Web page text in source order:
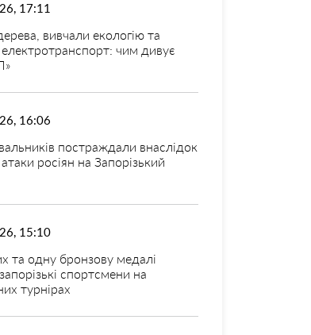
17:11
вивчали екологію та
чим дивує
16:06
постраждали внаслідок
росіян на Запорізький
15:10
та одну бронзову медалі
спортсмени на
турнірах